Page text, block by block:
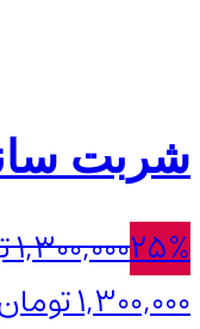
شربت
25%
1,300,000
1,300,000 تومان بود.